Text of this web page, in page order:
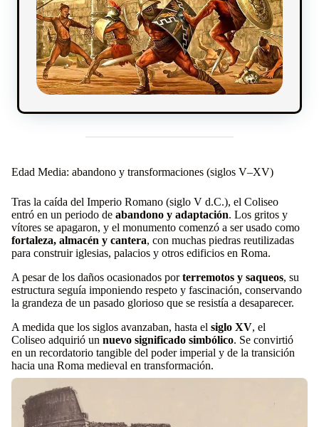
Edad Media: abandono y transformaciones (siglos V–XV)
Tras la caída del Imperio Romano (siglo V d.C.), el Coliseo
entró en un periodo de abandono y adaptación. Los gritos y
vítores se apagaron, y el monumento comenzó a ser usado como
fortaleza, almacén y cantera, con muchas piedras reutilizadas
para construir iglesias, palacios y otros edificios en Roma.
A pesar de los daños ocasionados porterremotos y saqueos, su
estructura seguía imponiendo respeto y fascinación, conservando
la grandeza de un pasado glorioso que se resistía a desaparecer.
A medida que los siglos avanzaban, hasta el siglo XV, el
Coliseo adquirió un nuevo significado simbólico. Se convirtió
en un recordatorio tangible del poder imperial y de la transición
hacia una Roma medieval en transformación.